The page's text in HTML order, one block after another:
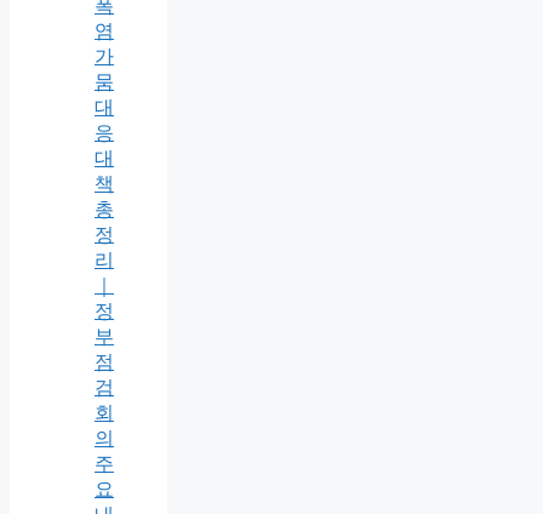
폭
염
가
뭄
대
응
대
책
총
정
리
정
부
점
검
회
의
주
요